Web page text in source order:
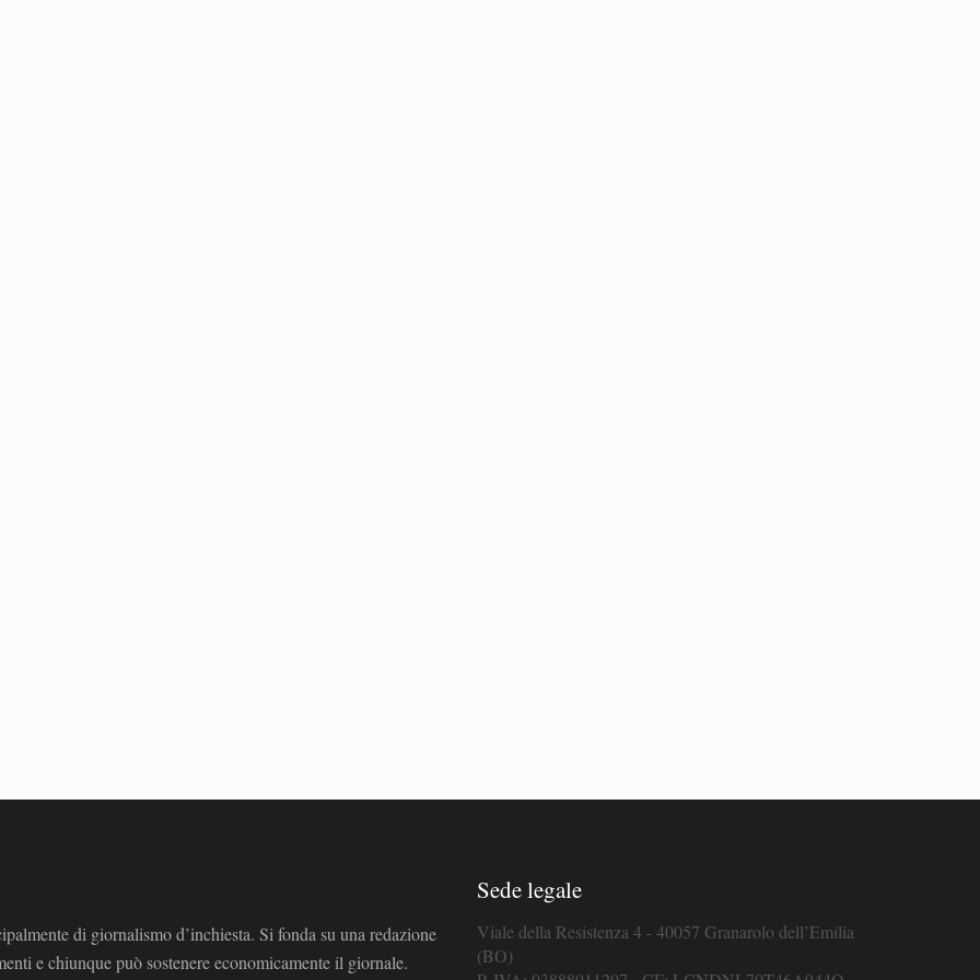
di giornalismo d’inchiesta. Si fonda su una redazione
e chiunque può sostenere economicamente il giornale.
Sede legale
Viale della Resistenza 4 - 40057 Granarolo dell’Emilia
(BO)